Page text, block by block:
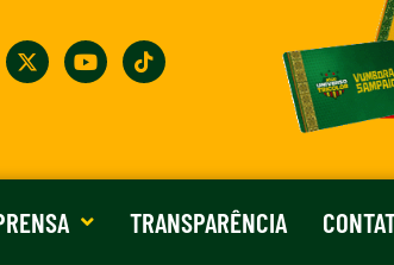
TRANSPARÊNCIA